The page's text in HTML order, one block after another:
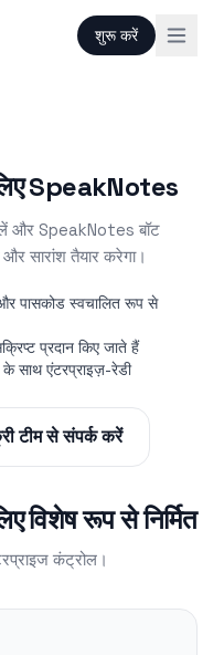
शुरू करें
SpeakNotes
और SpeakNotes बॉट
और सारांश तैयार करेगा।
पासकोड स्वचालित रूप से
प्रदान किए जाते हैं
साथ एंटरप्राइज़-रेडी
टीम से संपर्क करें
रूप से निर्मित
कंट्रोल।